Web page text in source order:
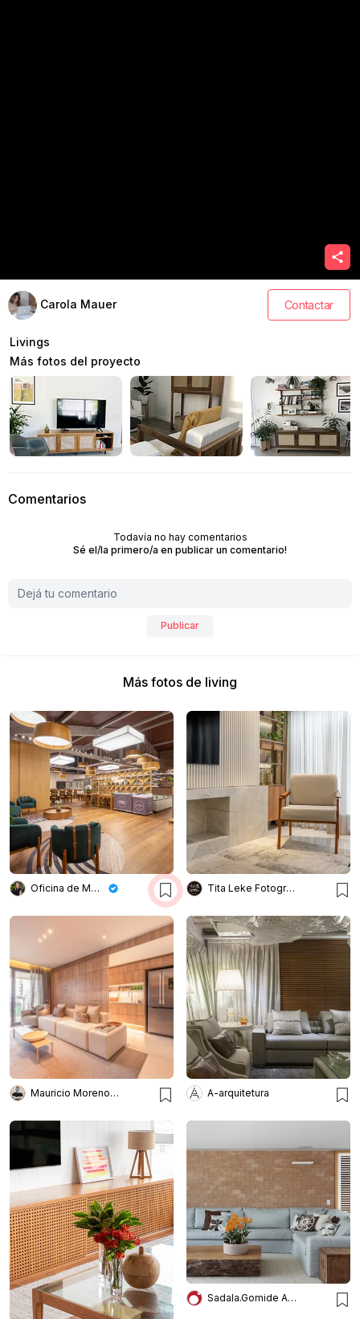
Carola Mauer Contactar
Livings
Más fotos del proyecto
Comentarios
Todavía no hay comentarios
Sé el/la primero/a en publicar un comentario!
Publicar
Más fotos de living
Oficina de Morar Tita Leke Fotografia
Mauricio Moreno Fotografia A-arquitetura
Sadala.Gomide Arquitetura